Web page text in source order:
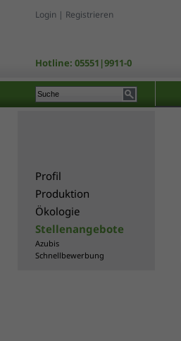
Login | Registrieren
Hotline: 05551|9911-0
Profil
Produktion
Ökologie
Stellenangebote
Azubis
Schnellbewerbung